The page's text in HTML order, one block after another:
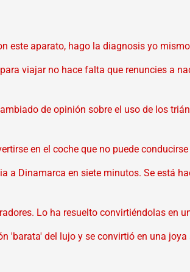
este aparato, hago la diagnosis yo
viajar no hace falta que renuncies a
de opinión sobre el uso de los
en el coche que no puede
a Dinamarca en siete minutos. Se está
Lo ha resuelto convirtiéndolas en
'barata' del lujo y se convirtió en una joya